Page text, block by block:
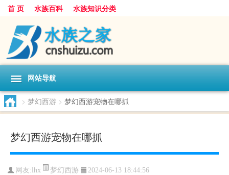
首 页 水族百科 水族知识分类
网站导航
> 梦幻西游 > 梦幻西游宠物在哪抓
梦幻西游宠物在哪抓
网友: lhx 梦幻西游 2024-06-13 18:44:56